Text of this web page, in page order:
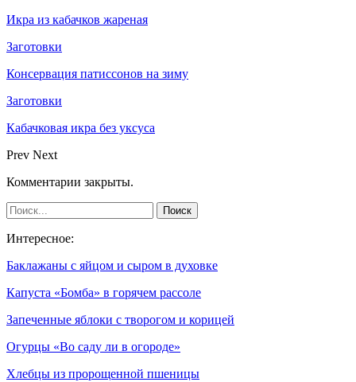
Икра из кабачков жареная
Заготовки
Консервация патиссонов на зиму
Заготовки
Кабачковая икра без уксуса
Prev Next
Комментарии закрыты.
Интересное:
Баклажаны с яйцом и сыром в духовке
Капуста «Бомба» в горячем рассоле
Запеченные яблоки с творогом и корицей
Огурцы «Во саду ли в огороде»
Хлебцы из пророщенной пшеницы